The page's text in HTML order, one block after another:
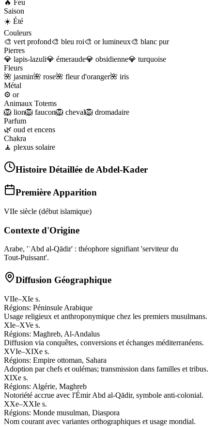
🔥 Feu
Saison
☀️ Été
Couleurs
🎨 vert profond🎨 bleu roi🎨 or lumineux🎨 blanc pur
Pierres
💎 lapis-lazuli💎 émeraude💎 obsidienne💎 turquoise
Fleurs
🌺 jasmin🌺 rose🌺 fleur d'oranger🌺 iris
Métal
⚙️ or
Animaux Totems
🦁 lion🦁 faucon🦁 cheval🦁 dromadaire
Parfum
🌿 oud et encens
Chakra
🧘 plexus solaire
Histoire Détaillée de Abdel-Kader
Première Apparition
VIIe siècle (début islamique)
Contexte d'Origine
Arabe, 'ʿAbd al‑Qādir' : théophore signifiant 'serviteur du
Tout‑Puissant'.
Diffusion Géographique
VIIe–XIe s.
Régions: Péninsule Arabique
Usage religieux et anthroponymique chez les premiers musulmans.
XIe–XVe s.
Régions: Maghreb, Al‑Andalus
Diffusion via conquêtes, conversions et échanges méditerranéens.
XVIe–XIXe s.
Régions: Empire ottoman, Sahara
Adoption par chefs et oulémas; transmission dans familles et tribus.
XIXe s.
Régions: Algérie, Maghreb
Notoriété accrue avec l'Émir Abd al‑Qādir, symbole anti‑colonial.
XXe–XXIe s.
Régions: Monde musulman, Diaspora
Nom courant avec variantes orthographiques et usage mondial.